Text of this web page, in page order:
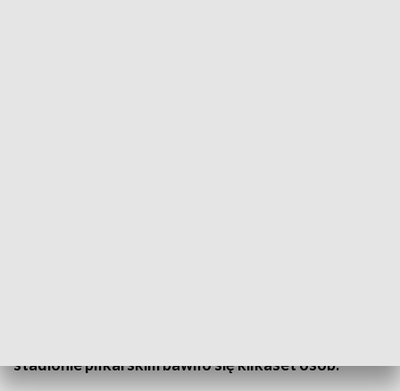
stadionie piłkarskim bawiło się kilkaset osób.